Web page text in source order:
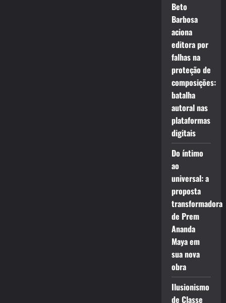
Beto
Barbosa
aciona
editora por
falhas na
proteção de
composições:
batalha
autoral nas
plataformas
digitais
Do íntimo
ao
universal: a
proposta
transformadora
de Prem
Ananda
Maya em
sua nova
obra
Ilusionismo
de Classe